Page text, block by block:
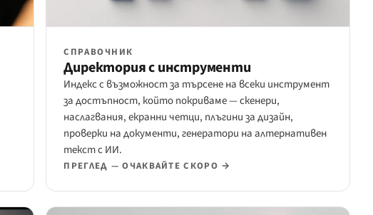
СПРАВОЧНИК
Директория с инструменти
Индекс с възможност за търсене на всеки инструмент
за достъпност, който покриваме — скенери,
наслагвания, екранни четци, плъгини за дизайн,
проверки на документи, генератори на алтернативен
текст с ИИ.
ПРЕГЛЕД — ОЧАКВАЙТЕ СКОРО →